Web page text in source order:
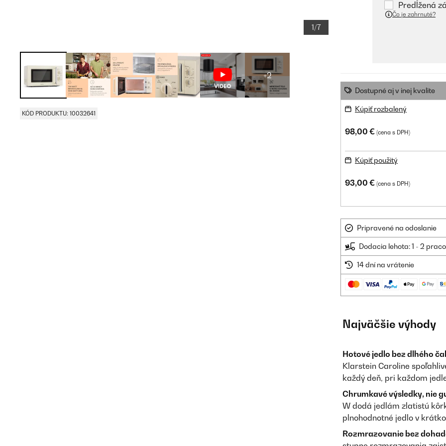
1/7
+2
KÓD PRODUKTU: 10032641
Predĺžená
Čo je zahrnuté?
Dostupné aj v inej kvalite
Kúpiť rozbalený
98,00 € (cena s DPH)
Kúpiť použitý
93,00 € (cena s DPH)
Pripravené na odoslanie
Dodacia lehota: 1 - 2
14 dní na vrátenie
Najväčšie výhody
Hotové jedlo bez dlhého
Klarstein Caroline
každý deň, pri každom
Chrumkavé výsledky, nie
W dodá jedlám zlatistú
plnohodnotné jedlo v
Rozmrazovanie bez